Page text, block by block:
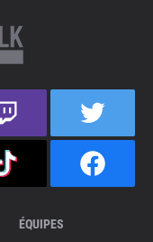
ÉQUIPES